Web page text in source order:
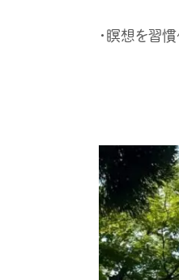
・瞑想を習